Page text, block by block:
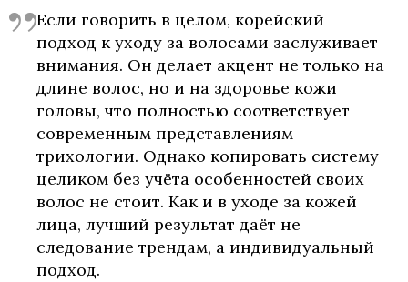
Если говорить в целом, корейский
подход к уходу за волосами заслуживает
внимания. Он делает акцент не только на
длине волос, но и на здоровье кожи
головы, что полностью соответствует
современным представлениям
трихологии. Однако копировать систему
целиком без учёта особенностей своих
волос не стоит. Как и в уходе за кожей
лица, лучший результат даёт не
следование трендам, а индивидуальный
подход.